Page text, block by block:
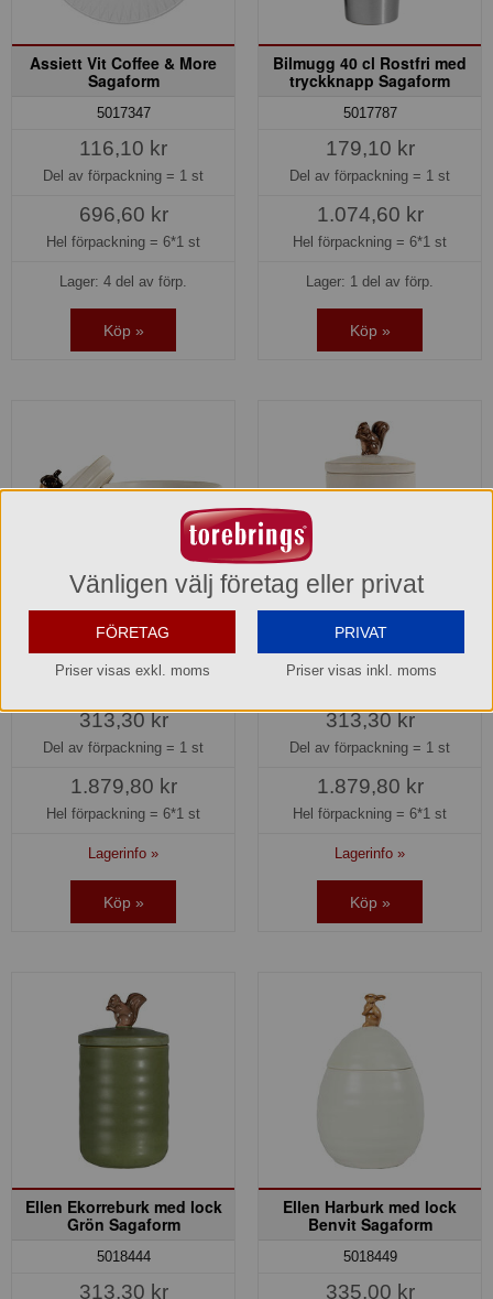
Assiett Vit Coffee & More
Sagaform
5017347
116,10 kr
Del av förpackning = 1 st
696,60 kr
Hel förpackning = 6*1 st
Lager: 4 del av förp.
Köp »
Bilmugg 40 cl Rostfri med
tryckknapp Sagaform
5017787
179,10 kr
Del av förpackning = 1 st
1.074,60 kr
Hel förpackning = 6*1 st
Lager: 1 del av förp.
Köp »
Ellen Ekollonburk med lock
Benvit Sagaform
313,30 kr
Del av förpackning = 1 st
1.879,80 kr
Hel förpackning = 6*1 st
Lagerinfo »
Köp »
Ellen Ekorreburk med lock
Benvit Sagaform
313,30 kr
Del av förpackning = 1 st
1.879,80 kr
Hel förpackning = 6*1 st
Lagerinfo »
Köp »
Ellen Ekorreburk med lock
Grön Sagaform
5018444
313,30 kr
Ellen Harburk med lock
Benvit Sagaform
5018449
335,00 kr
Vänligen välj företag eller privat
FÖRETAG
Priser visas exkl. moms
PRIVAT
Priser visas inkl. moms